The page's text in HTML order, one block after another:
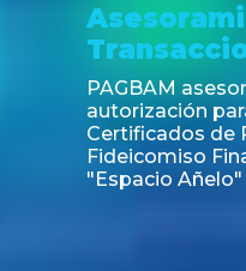
PAGBAM
autorización
Certificados de
Fideicomiso
"Espacio Añelo"